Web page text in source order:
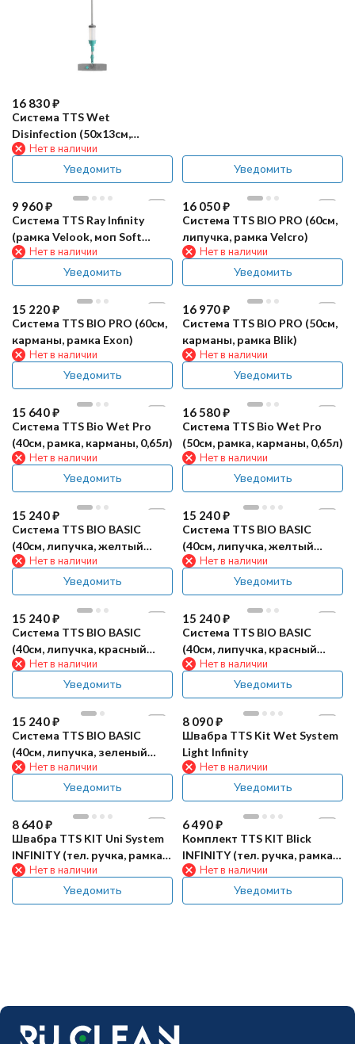
16 830₽
Система TTS Wet
Disinfection (50х13см,
бутылка 0,65л)
Нет в наличии
Уведомить Уведомить
9 960₽
Система TTS Ray Infinity
(рамка Velook, моп Soft
Striat, 40см)
Нет в наличии
Уведомить
16 050₽
Система TTS BIO PRO (60см,
липучка, рамка Velcro)
Нет в наличии
Уведомить
15 220₽
Система TTS BIO PRO (60см,
карманы, рамка Exon)
Нет в наличии
Уведомить
16 970₽
Система TTS BIO PRO (50см,
карманы, рамка Blik)
Нет в наличии
Уведомить
15 640₽
Система TTS Bio Wet Pro
(40см, рамка, карманы, 0,65л)
Нет в наличии
Уведомить
16 580₽
Система TTS Bio Wet Pro
(50см, рамка, карманы, 0,65л)
Нет в наличии
Уведомить
15 240₽
Система TTS BIO BASIC
(40см, липучка, желтый
0,65л, зеленый)
Нет в наличии
Уведомить
15 240₽
Система TTS BIO BASIC
(40см, липучка, желтый
0,65л, серый)
Нет в наличии
Уведомить
15 240₽
Система TTS BIO BASIC
(40см, липучка, красный
0,65л, зеленый)
Нет в наличии
Уведомить
15 240₽
Система TTS BIO BASIC
(40см, липучка, красный
0,65л, серый)
Нет в наличии
Уведомить
15 240₽
Система TTS BIO BASIC
(40см, липучка, зеленый
0,65л, серый)
Нет в наличии
Уведомить
8 090₽
Швабра TTS Kit Wet System
Light Infinity
Нет в наличии
Уведомить
8 640₽
Швабра TTS KIT Uni System
INFINITY (тел. ручка, рамка
40х11см)
Нет в наличии
Уведомить
6 490₽
Комплект TTS KIT Blick
INFINITY (тел. ручка, рамка
38,5х9,5см, шарнир)
Нет в наличии
Уведомить